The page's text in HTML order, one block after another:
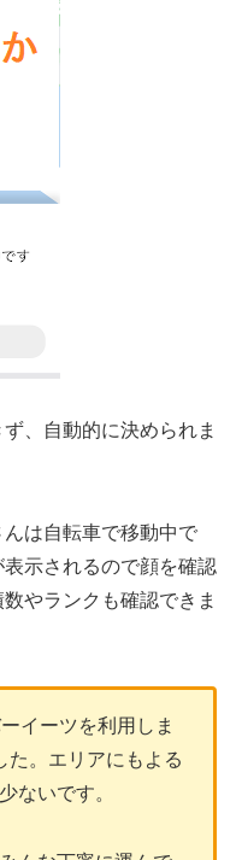
、自動的に決められま
は自転車で移動中で
示されるので顔を確認
やランクも確認できま
イーツを利用しま
た。エリアにもよる
ないです。